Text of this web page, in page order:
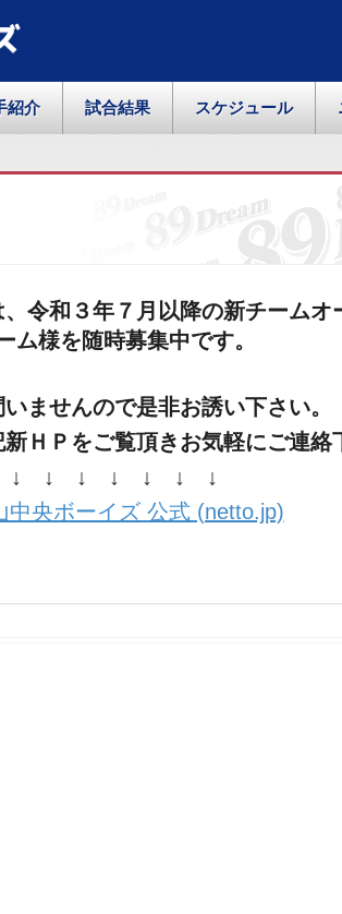
紹介 試合結果 スケジュール
令和３年７月以降の新チームオ
ム様を随時募集中です。
ませんので是非お誘い下さい。
ＨＰをご覧頂きお気軽にご連絡
↓ ↓ ↓ ↓ ↓ ↓ ↓
中央ボーイズ 公式 (netto.jp)